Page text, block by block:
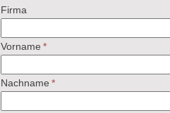
Firma
Vorname *
Nachname *